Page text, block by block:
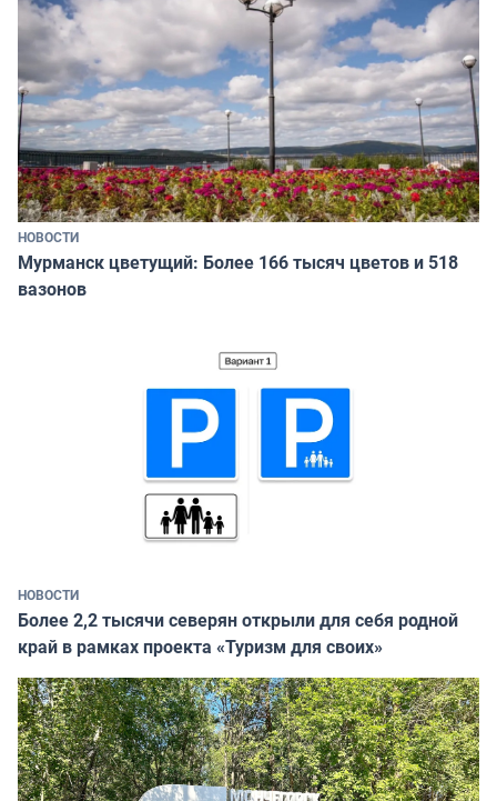
НОВОСТИ
Мурманск цветущий: Более 166 тысяч цветов и 518
вазонов
НОВОСТИ
Более 2,2 тысячи северян открыли для себя родной
край в рамках проекта «Туризм для своих»